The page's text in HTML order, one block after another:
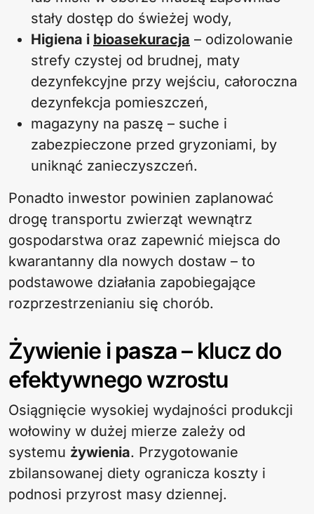
stały dostęp do świeżej wody,
Higiena i bioasekuracja – odizolowanie
strefy czystej od brudnej, maty
dezynfekcyjne przy wejściu, całoroczna
dezynfekcja pomieszczeń,
magazyny na paszę – suche i
zabezpieczone przed gryzoniami, by
uniknąć zanieczyszczeń.
Ponadto inwestor powinien zaplanować
drogę transportu zwierząt wewnątrz
gospodarstwa oraz zapewnić miejsca do
kwarantanny dla nowych dostaw – to
podstawowe działania zapobiegające
rozprzestrzenianiu się chorób.
Żywienie i pasza– klucz do
efektywnego wzrostu
Osiągnięcie wysokiej wydajności produkcji
wołowiny w dużej mierze zależy od
systemu żywienia. Przygotowanie
zbilansowanej diety ogranicza koszty i
podnosi przyrost masy dziennej.